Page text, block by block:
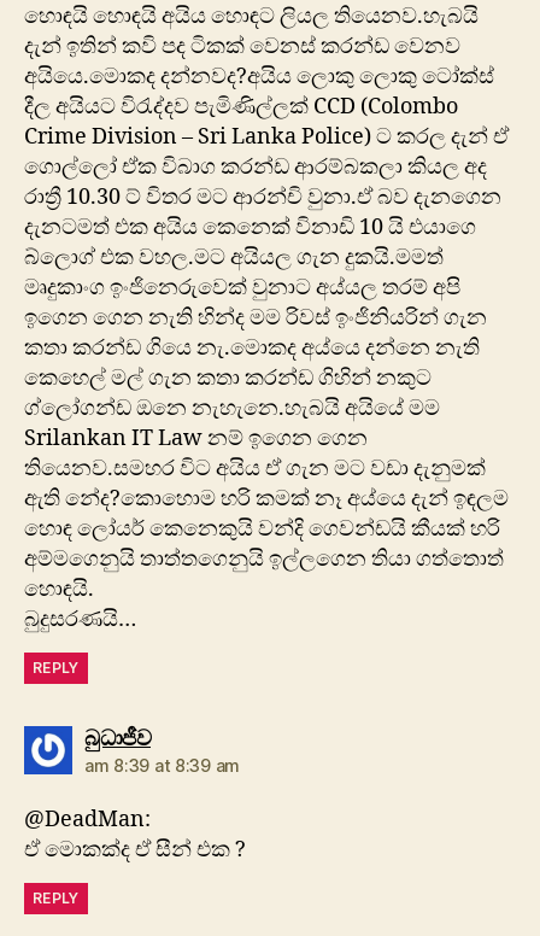
හොඳයි හොඳයි අයිය හොඳට ලියල තියෙනව.හැබයි
දැන් ඉතින් කවි පද ටිකක් වෙනස් කරන්ඩ වෙනව
අයියෙ.මොකද දන්නවද?අයිය ලොකු ලොකු ටෝක්ස්
දීල අයියට විරැද්දව පැමිණිල්ලක් CCD (Colombo
Crime Division – Sri Lanka Police) ට කරල දැන් ඒ
ගොල්ලෝ ඒක විබාග කරන්ඩ ආරම්බකලා කියල අද
රාත්‍රී 10.30 ට් විතර මට ආරන්චි වුනා.ඒ බව දැනගෙන
දැනටමත් එක අයිය කෙනෙක් විනාඩි 10 යි එයාගෙ
බ්ලොග් එක වහල.මට අයියල ගැන දුකයි.මමත්
මෘදුකාංග ඉංජිනෙරුවෙක් වුනාට අය්යල තරම් අපි
ඉගෙන ගෙන නැති හින්ද මම රිවස් ඉංජිනියරින් ගැන
කතා කරන්ඩ ගියෙ නැ.මොකද අය්යෙ දන්නෙ නැති
කෙහෙල් මල් ගැන කතා කරන්ඩ ගිහින් නකුට
ග්ලෝගන්ඩ ඔනෙ නැහැනෙ.හැබයි අයියේ මම
Srilankan IT Law නම් ඉගෙන ගෙන
තියෙනව.සමහර විට අයිය ඒ ගැන මට වඩා දැනුමක්
ඇති නේද?කොහොම හරි කමක් නෑ අය්යෙ දැන් ඉඳලම
හොඳ ලෝයර් කෙනෙකුයි වන්දි ගෙවන්ඩයි කීයක් හරි
අම්මගෙනුයි තාත්තගෙනුයි ඉල්ලගෙන තියා ගත්තොත්
හොඳයි.
බුදුසරණයි…
REPLY
බුධාජීවsays:
am 8:39 at 8:39 am
@DeadMan:
ඒ මොකක්ද ඒ සීන් එක ?
REPLY